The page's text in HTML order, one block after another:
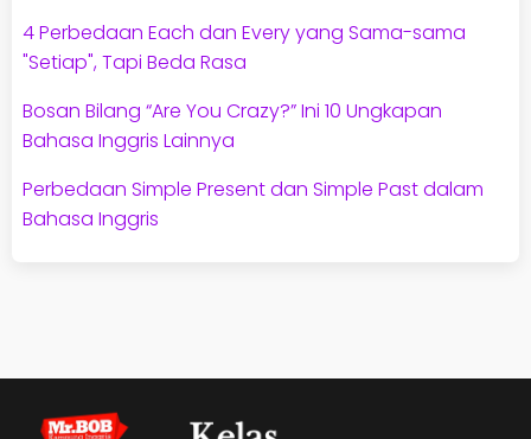
4 Perbedaan Each dan Every yang Sama-sama
"Setiap", Tapi Beda Rasa
Bosan Bilang “Are You Crazy?” Ini 10 Ungkapan
Bahasa Inggris Lainnya
Perbedaan Simple Present dan Simple Past dalam
Bahasa Inggris